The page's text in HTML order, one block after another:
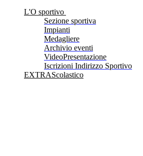
L'O sportivo
Sezione sportiva
Impianti
Medagliere
Archivio eventi
VideoPresentazione
Iscrizioni Indirizzo Sportivo
EXTRAScolastico